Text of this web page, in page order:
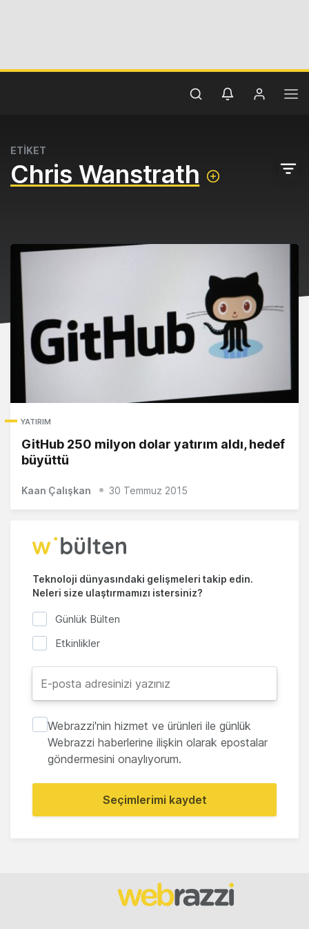
ETİKET
Chris Wanstrath
YATIRIM
GitHub 250 milyon dolar yatırım aldı, hedef
büyüttü
Kaan Çalışkan 30 Temmuz 2015
Teknoloji dünyasındaki gelişmeleri takip edin.
Neleri size ulaştırmamızı istersiniz?
Günlük Bülten
Etkinlikler
Webrazzi'nin hizmet ve ürünleri ile günlük
Webrazzi haberlerine ilişkin olarak epostalar
göndermesini onaylıyorum.
Seçimlerimi kaydet